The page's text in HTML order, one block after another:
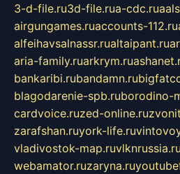
3-d-file.ru3d-file.rua-cdc.ru
airgungames.ruaccounts-112.ru
alfeihavsalnassr.rualtaipant.ru
aria-family.ruarkrym.ru
bankaribi.rubandamn.ru
blagodarenie-spb.ruborodino-
cardvoice.ruzed-online.ru
zarafshan.ruyork-life.ru
vladivostok-map.ruvlknrussia.ru
webamator.ruzaryna.ru